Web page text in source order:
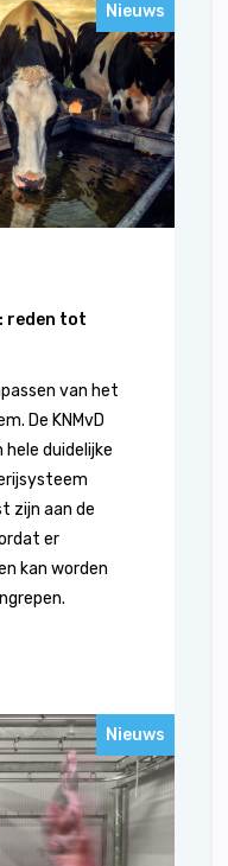
Nieuws
reden tot
van het
De KNMvD
duidelijke
zijn aan de
er
kan worden
Nieuws